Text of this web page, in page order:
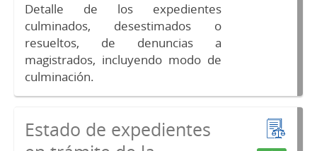
Detalle de los expedientes
culminados, desestimados o
resueltos, de denuncias a
magistrados, incluyendo modo de
culminación.
Estado de expedientes